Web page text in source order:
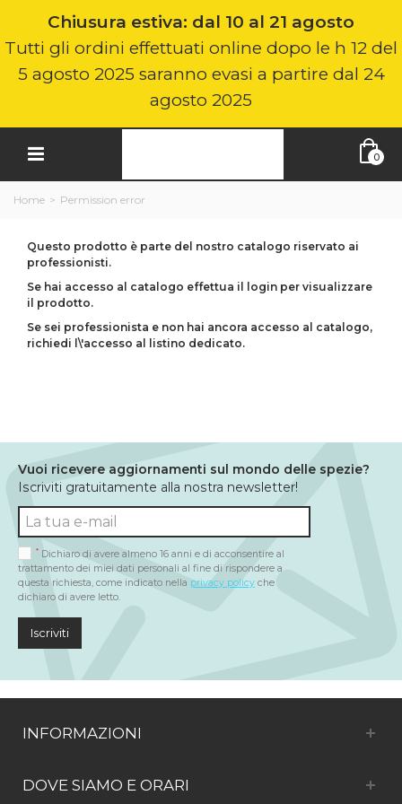
Chiusura estiva: dal 10 al 21 agosto
Tutti gli ordini effettuati online dopo le h 12 del
5 agosto 2025 saranno evasi a partire dal 24
agosto 2025
0
Home > Permission error
Questo prodotto è parte del nostro catalogo riservato ai
professionisti.
Se hai accesso al catalogo effettua il login per visualizzare
il prodotto.
Se sei professionista e non hai ancora accesso al catalogo,
richiedi l\'accesso al listino dedicato.
Vuoi ricevere aggiornamenti sul mondo delle spezie?
Iscriviti gratuitamente alla nostra newsletter!
* Dichiaro di avere almeno 16 anni e di acconsentire al
trattamento dei miei dati personali al fine di rispondere a
questa richiesta, come indicato nella privacy policy che
dichiaro di avere letto.
Iscriviti
INFORMAZIONI
DOVE SIAMO E ORARI